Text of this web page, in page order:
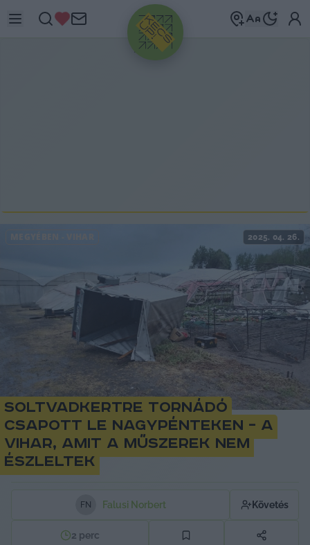
HIRDETÉS
2025. 04. 26.
Soltvadkertre tornádó
csapott le nagypénteken – a
vihar, amit a műszerek nem
észleltek
FN Falusi Norbert Követés
2 perc